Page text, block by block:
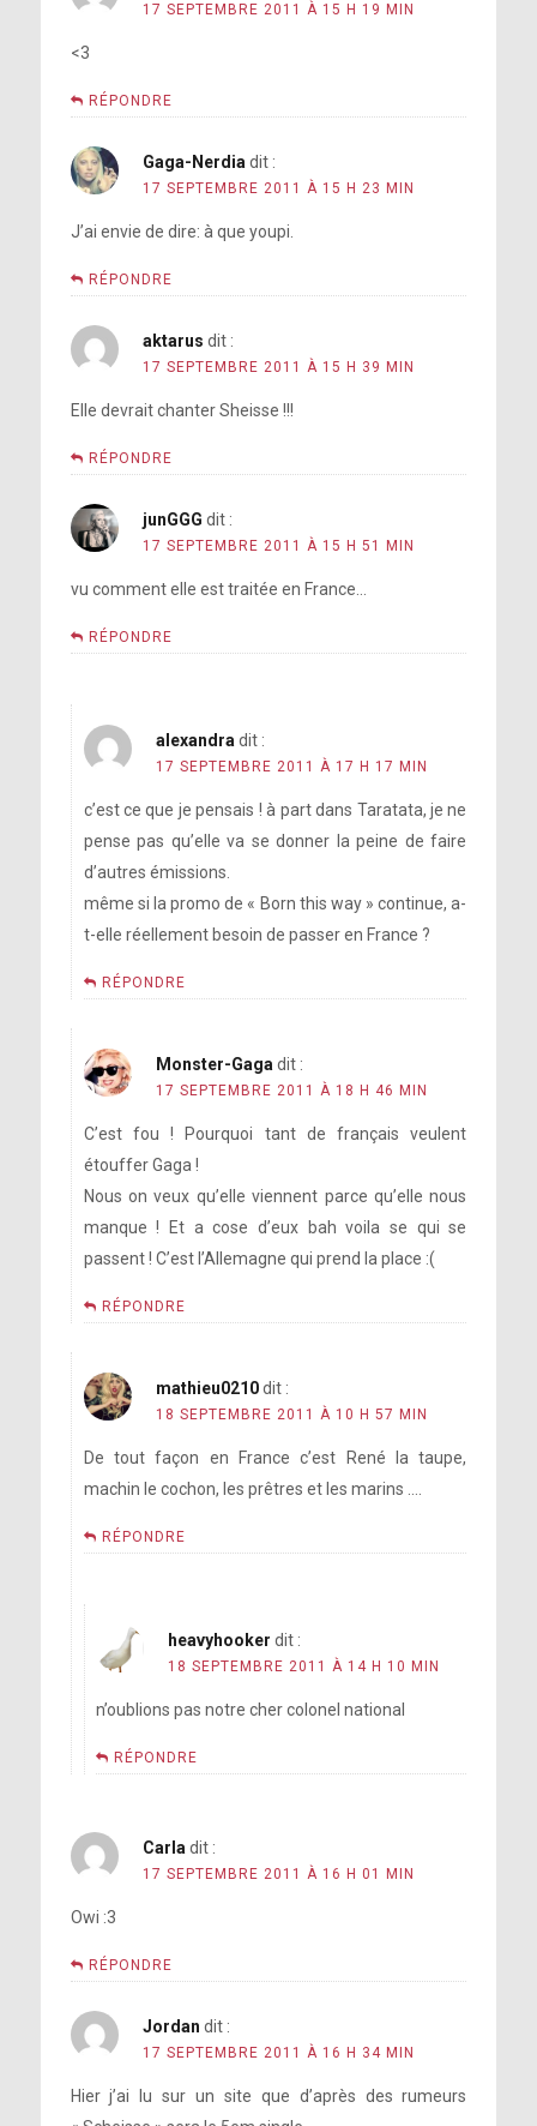
17 SEPTEMBRE 2011 À 15 H 19 MIN
<3
RÉPONDRE
Gaga-Nerdia dit :
17 SEPTEMBRE 2011 À 15 H 23 MIN
J’ai envie de dire: à que youpi.
RÉPONDRE
aktarus dit :
17 SEPTEMBRE 2011 À 15 H 39 MIN
Elle devrait chanter Sheisse !!!
RÉPONDRE
junGGG dit :
17 SEPTEMBRE 2011 À 15 H 51 MIN
vu comment elle est traitée en France…
RÉPONDRE
alexandra dit :
17 SEPTEMBRE 2011 À 17 H 17 MIN
c’est ce que je pensais ! à part dans Taratata, je ne
pense pas qu’elle va se donner la peine de faire
d’autres émissions.
même si la promo de « Born this way » continue, a-
t-elle réellement besoin de passer en France ?
RÉPONDRE
Monster-Gaga dit :
17 SEPTEMBRE 2011 À 18 H 46 MIN
C’est fou ! Pourquoi tant de français veulent
étouffer Gaga !
Nous on veux qu’elle viennent parce qu’elle nous
manque ! Et a cose d’eux bah voila se qui se
passent ! C’est l’Allemagne qui prend la place :(
RÉPONDRE
mathieu0210 dit :
18 SEPTEMBRE 2011 À 10 H 57 MIN
De tout façon en France c’est René la taupe,
machin le cochon, les prêtres et les marins ….
RÉPONDRE
heavyhooker dit :
18 SEPTEMBRE 2011 À 14 H 10 MIN
n’oublions pas notre cher colonel national
RÉPONDRE
Carla dit :
17 SEPTEMBRE 2011 À 16 H 01 MIN
Owi :3
RÉPONDRE
Jordan dit :
17 SEPTEMBRE 2011 À 16 H 34 MIN
Hier j’ai lu sur un site que d’après des rumeurs